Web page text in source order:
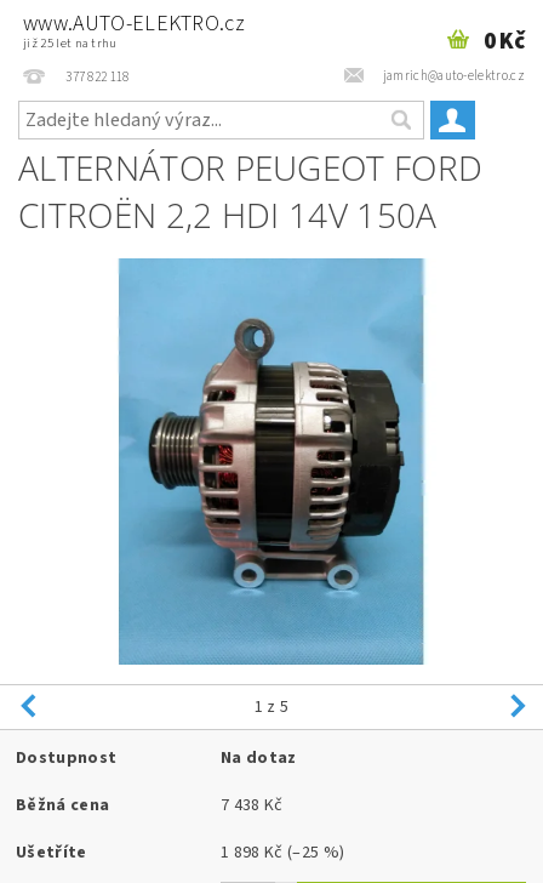
www.AUTO-ELEKTRO.cz
již 25 let na trhu
377 822 118
jamrich@auto-elektro.cz
0 Kč
ALTERNÁTOR PEUGEOT FORD
CITROËN 2,2 HDI 14V 150A
1 z 5
Dostupnost
Na dotaz
Běžná cena
7 438 Kč
Ušetříte
1 898 Kč (–25 %)